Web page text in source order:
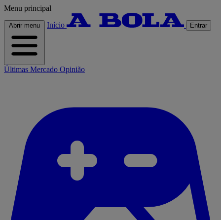
Menu principal
Abrir menu Início Entrar
Últimas Mercado Opinião